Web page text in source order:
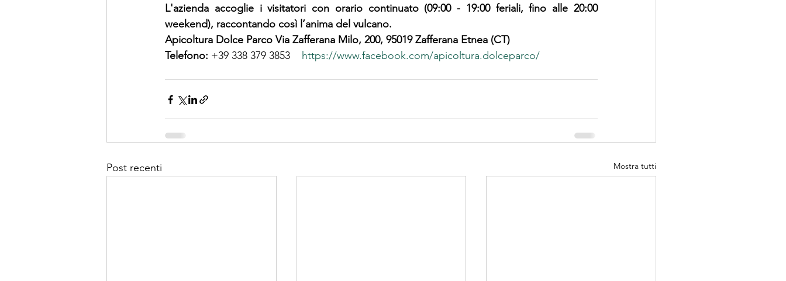
L'azienda accoglie i visitatori con orario continuato (09:00 - 19:00 feriali, fino alle 20:00
weekend), raccontando così l’anima del vulcano.
Apicoltura Dolce Parco Via Zafferana Milo, 200, 95019 Zafferana Etnea (CT)
Telefono: +39 338 379 3853 https://www.facebook.com/apicoltura.dolceparco/
Post recenti Mostra tutti